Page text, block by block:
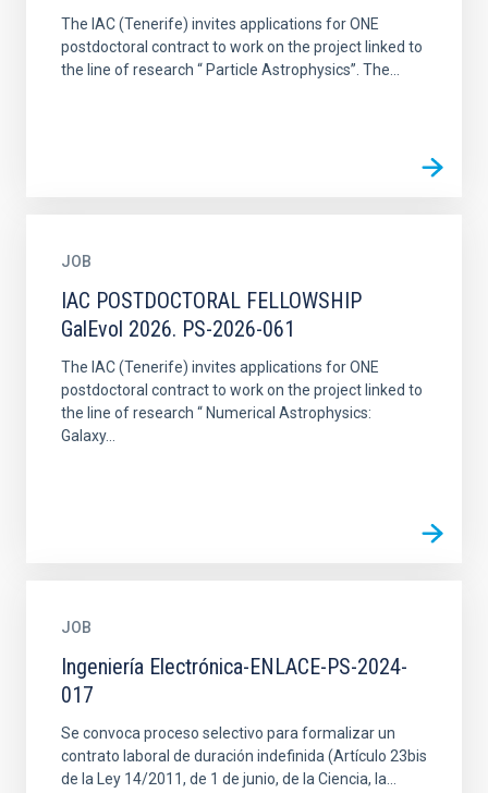
The IAC (Tenerife) invites applications for ONE
postdoctoral contract to work on the project linked to
the line of research “ Particle Astrophysics”. The...
JOB
IAC POSTDOCTORAL FELLOWSHIP
GalEvol 2026. PS-2026-061
The IAC (Tenerife) invites applications for ONE
postdoctoral contract to work on the project linked to
the line of research “ Numerical Astrophysics:
Galaxy...
JOB
Ingeniería Electrónica-ENLACE-PS-2024-
017
Se convoca proceso selectivo para formalizar un
contrato laboral de duración indefinida (Artículo 23bis
de la Ley 14/2011, de 1 de junio, de la Ciencia, la...